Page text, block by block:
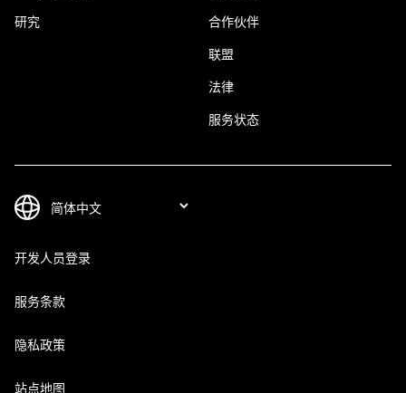
研究 合作伙伴
联盟
法律
服务状态
开发人员登录
服务条款
隐私政策
站点地图